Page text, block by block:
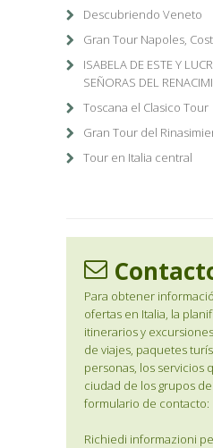
Descubriendo Veneto
Gran Tour Napoles,
ISABELA DE ESTE Y
SEÑORAS DEL
Toscana el Clasico Tour
Gran Tour del
Tour en Italia central
Para obtener
ofertas en Italia, la
itinerarios y
de viajes, paquetes
personas, los servicios
ciudad de los grupos
formulario de contacto:
Richiedi informazioni